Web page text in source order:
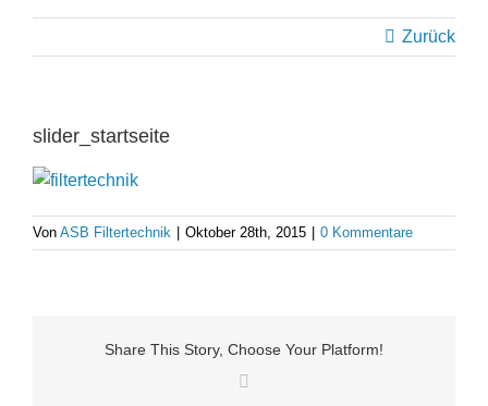
Zurück
slider_startseite
Von ASB Filtertechnik Oktober 28th, 2015 0 Kommentare
Share This Story, Choose Your Platform!